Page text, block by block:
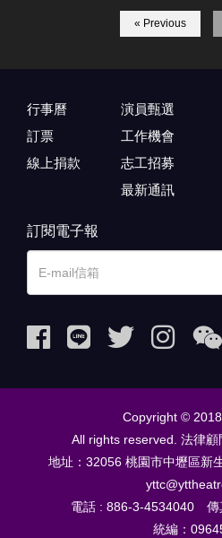
« Previous
行事曆
訂票
線上捐款
演員甄選
工作機會
志工招募
最新通訊
訂閱電子報
Copyright © 2018
All rights reserved. 法律
地址：32056 桃園市中壢區
電話 : 886-3-4534040 傳
統編：